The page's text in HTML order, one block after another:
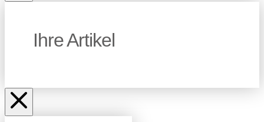
Ihre Artikel